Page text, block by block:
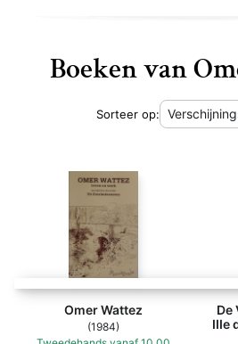
Boeken van
Sorteer op:
Omer Wattez
(1984)
De
IIIe